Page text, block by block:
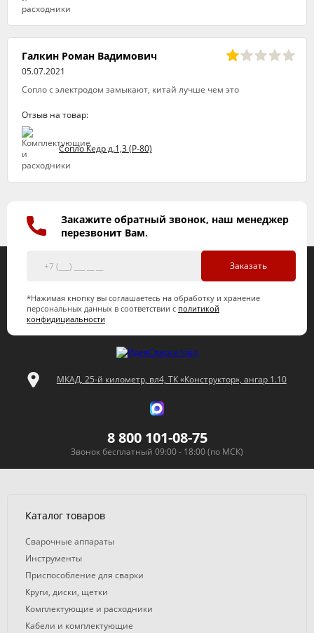
Галкин Роман Вадимович
05.07.2021
Сопло с электродом замыкают, китай лучше чем это
Отзыв на товар:
Сопло Кедр д.1,3 (Р-80)
Закажите обратный звонок, наш менеджер
перезвонит Вам.
Заказать
*Нажимая кнопку вы соглашаетесь на обработку и хранение
персональных данных в соответствии с политикой
конфидициальности
МКАД, 25-й километр, вл4, ТК «Конструктор», ангар 1.10
8 800 101-08-75
Звонок бесплатный 09:00 - 18:00 (по МСК)
Каталог товаров
Сварочные аппараты
Инструменты
Приспособление для сварки
Круги, диски, щетки
Комплектующие и расходники
Кабели и комплектующие